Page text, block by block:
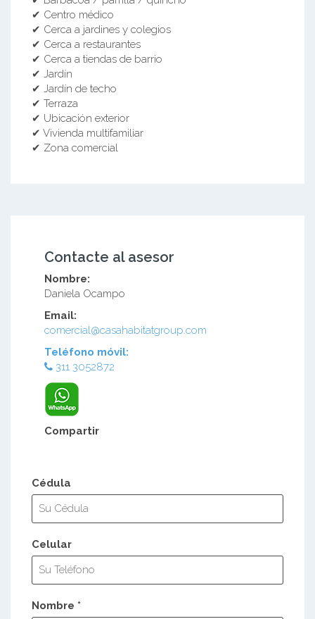
✔ Centro médico
✔ Cerca a jardines y colegios
✔ Cerca a restaurantes
✔ Cerca a tiendas de barrio
✔ Jardín
✔ Jardín de techo
✔ Terraza
✔ Ubicación exterior
✔ Vivienda multifamiliar
✔ Zona comercial
Contacte al asesor
Nombre:
Daniela Ocampo
Email:
comercial@casahabitatgroup.com
Teléfono móvil:
311 3052872
Compartir
Cédula
Celular
Nombre *